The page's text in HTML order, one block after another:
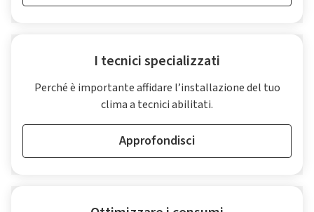
I tecnici specializzati
Perché è importante affidare l’installazione del tuo
clima a tecnici abilitati.
Approfondisci